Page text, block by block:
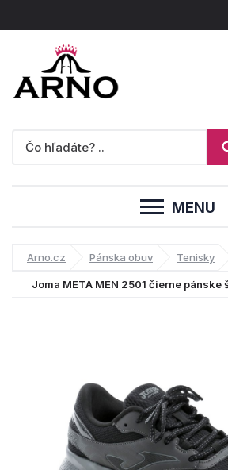
MENU
Arno.cz Pánska obuv Tenisky
Joma META MEN 2501 čierne pánske